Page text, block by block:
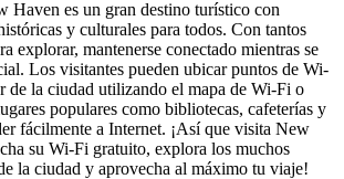
Haven es un gran destino turístico con
y culturales para todos. Con tantos
explorar, mantenerse conectado mientras se
Los visitantes pueden ubicar puntos de Wi-
de la ciudad utilizando el mapa de Wi-Fi o
populares como bibliotecas, cafeterías y
fácilmente a Internet. ¡Así que visita New
su Wi-Fi gratuito, explora los muchos
la ciudad y aprovecha al máximo tu viaje!